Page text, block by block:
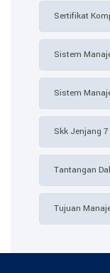
Sertifikat
Sistem
Sistem
Skk Jenjang 7
Tantangan
Tujuan